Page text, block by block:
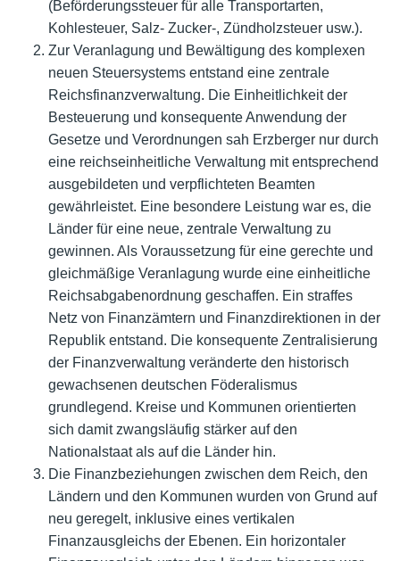
(Beförderungssteuer für alle Transportarten,
Kohlesteuer, Salz- Zucker-, Zündholzsteuer usw.).
Zur Veranlagung und Bewältigung des komplexen
neuen Steuersystems entstand eine zentrale
Reichsfinanzverwaltung. Die Einheitlichkeit der
Besteuerung und konsequente Anwendung der
Gesetze und Verordnungen sah Erzberger nur durch
eine reichseinheitliche Verwaltung mit entsprechend
ausgebildeten und verpflichteten Beamten
gewährleistet. Eine besondere Leistung war es, die
Länder für eine neue, zentrale Verwaltung zu
gewinnen. Als Voraussetzung für eine gerechte und
gleichmäßige Veranlagung wurde eine einheitliche
Reichsabgabenordnung geschaffen. Ein straffes
Netz von Finanzämtern und Finanzdirektionen in der
Republik entstand. Die konsequente Zentralisierung
der Finanzverwaltung veränderte den historisch
gewachsenen deutschen Föderalismus
grundlegend. Kreise und Kommunen orientierten
sich damit zwangsläufig stärker auf den
Nationalstaat als auf die Länder hin.
Die Finanzbeziehungen zwischen dem Reich, den
Ländern und den Kommunen wurden von Grund auf
neu geregelt, inklusive eines vertikalen
Finanzausgleichs der Ebenen. Ein horizontaler